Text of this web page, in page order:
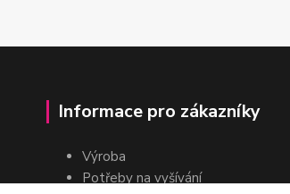
Informace pro zákazníky
Výroba
Potřeby na vyšívání